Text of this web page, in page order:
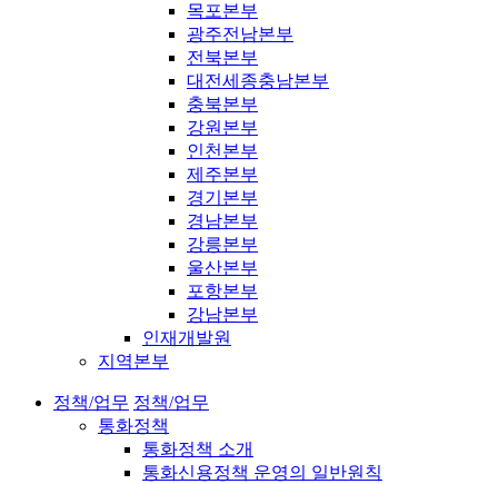
목포본부
광주전남본부
전북본부
대전세종충남본부
충북본부
강원본부
인천본부
제주본부
경기본부
경남본부
강릉본부
울산본부
포항본부
강남본부
인재개발원
지역본부
정책/업무 정책/업무
통화정책
통화정책 소개
통화신용정책 운영의 일반원칙